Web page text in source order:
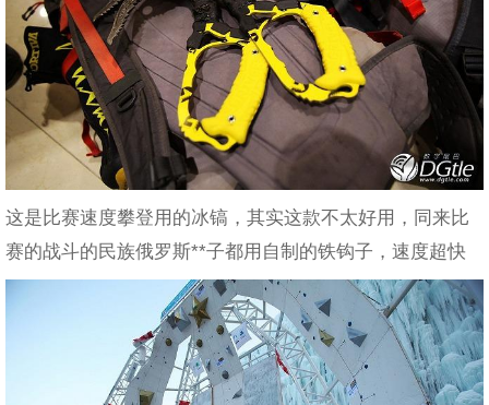
这是比赛速度攀登用的冰镐，其实这款不太好用，同来比
赛的战斗的民族俄罗斯**子都用自制的铁钩子，速度超快